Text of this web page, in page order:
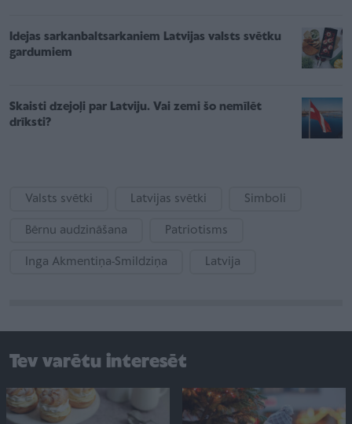
Idejas sarkanbaltsarkaniem Latvijas valsts svētku
gardumiem
Skaisti dzejoļi par Latviju. Vai zemi šo nemīlēt
drīksti?
Valsts svētki Latvijas svētki Simboli
Bērnu audzināšana Patriotisms
Inga Akmentiņa-Smildziņa Latvija
Tev varētu interesēt